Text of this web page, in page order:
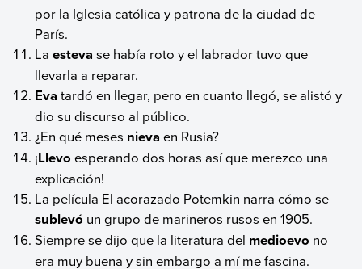
por la Iglesia católica y patrona de la ciudad de
París.
Laesteva se había roto y el labrador tuvo que
llevarla a reparar.
Eva tardó en llegar, pero en cuanto llegó, se alistó y
dio su discurso al público.
¿En qué meses nieva en Rusia?
¡Llevo esperando dos horas así que merezco una
explicación!
La película El acorazado Potemkin narra cómo se
sublevó un grupo de marineros rusos en 1905.
Siempre se dijo que la literatura del medioevo no
era muy buena y sin embargo a mí me fascina.